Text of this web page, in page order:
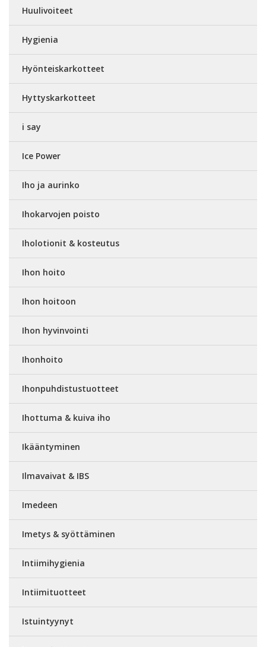
Huulivoiteet
Hygienia
Hyönteiskarkotteet
Hyttyskarkotteet
i say
Ice Power
Iho ja aurinko
Ihokarvojen poisto
Iholotionit & kosteutus
Ihon hoito
Ihon hoitoon
Ihon hyvinvointi
Ihonhoito
Ihonpuhdistustuotteet
Ihottuma & kuiva iho
Ikääntyminen
Ilmavaivat & IBS
Imedeen
Imetys & syöttäminen
Intiimihygienia
Intiimituotteet
Istuintyynyt